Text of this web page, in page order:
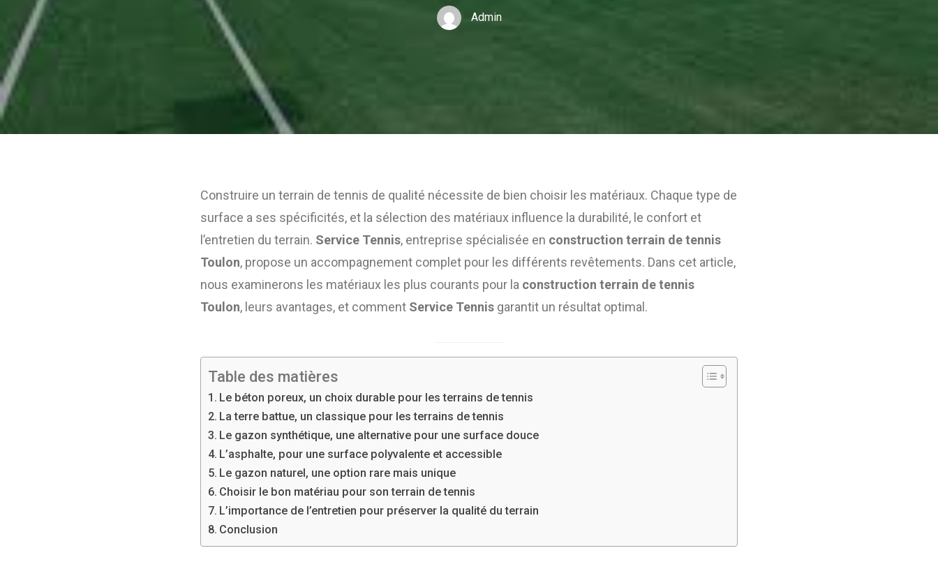
Admin
Construire un terrain de tennis de qualité nécessite de bien choisir les matériaux. Chaque type de
surface a ses spécificités, et la sélection des matériaux influence la durabilité, le confort et
l’entretien du terrain. Service Tennis, entreprise spécialisée en construction terrain de tennis
Toulon, propose un accompagnement complet pour les différents revêtements. Dans cet article,
nous examinerons les matériaux les plus courants pour la construction terrain de tennis
Toulon, leurs avantages, et comment Service Tennis garantit un résultat optimal.
Table des matières
Le béton poreux, un choix durable pour les terrains de tennis
La terre battue, un classique pour les terrains de tennis
Le gazon synthétique, une alternative pour une surface douce
L’asphalte, pour une surface polyvalente et accessible
Le gazon naturel, une option rare mais unique
Choisir le bon matériau pour son terrain de tennis
L’importance de l’entretien pour préserver la qualité du terrain
Conclusion